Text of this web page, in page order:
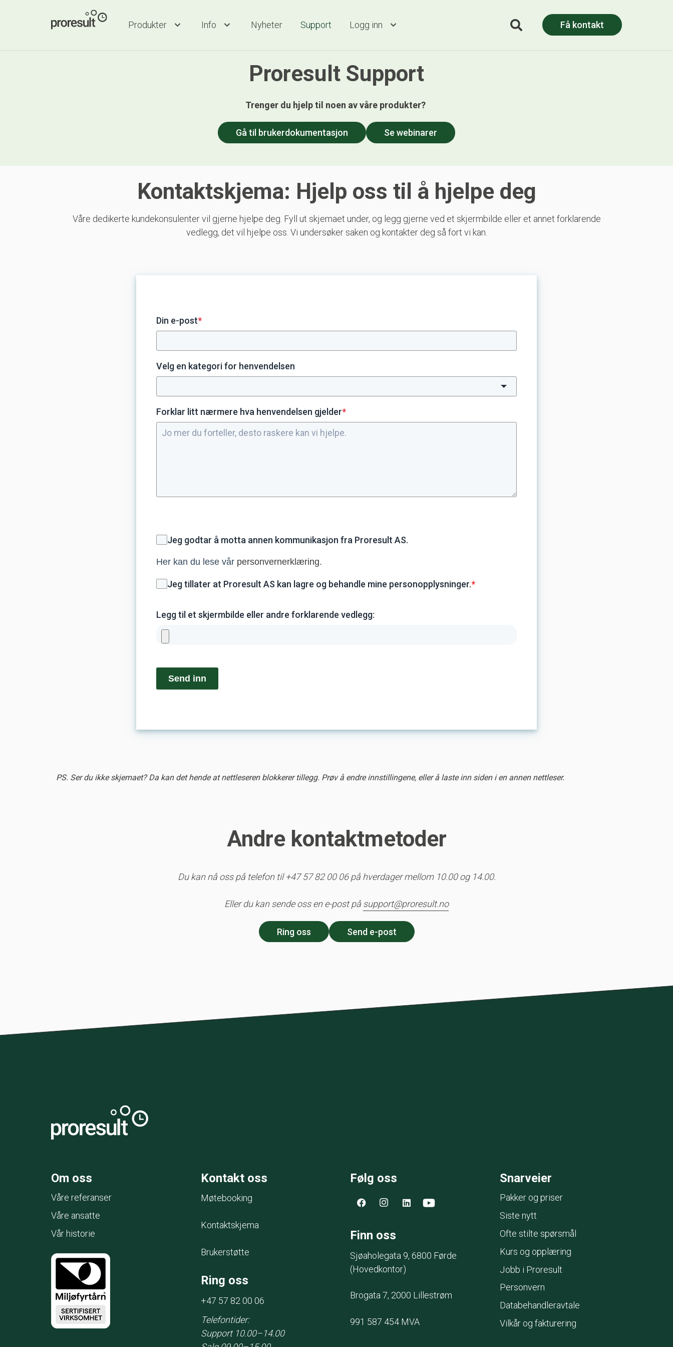
Produkter Info Nyheter Support Logg inn Få kontakt
Proresult Support
Trenger du hjelp til noen av våre produkter?
Gå til brukerdokumentasjon Se webinarer
Kontaktskjema: Hjelp oss til å hjelpe deg
Våre dedikerte kundekonsulenter vil gjerne hjelpe deg. Fyll ut skjemaet under, og legg gjerne ved et skjermbilde eller et annet forklarende
vedlegg, det vil hjelpe oss. Vi undersøker saken og kontakter deg så fort vi kan.
Din e-post*
Velg en kategori for henvendelsen
Forklar litt nærmere hva henvendelsen gjelder*
Jeg godtar å motta annen kommunikasjon fra Proresult AS.
Her kan du lese vår personvernerklæring.
Jeg tillater at Proresult AS kan lagre og behandle mine personopplysninger.*
Legg til et skjermbilde eller andre forklarende vedlegg:
Send inn
PS. Ser du ikke skjemaet? Da kan det hende at nettleseren blokkerer tillegg. Prøv å endre innstillingene, eller å laste inn siden i en annen nettleser.
Andre kontaktmetoder
Du kan nå oss på telefon til +47 57 82 00 06 på hverdager mellom 10.00 og 14.00.
Eller du kan sende oss en e-post på support@proresult.no
Ring oss Send e-post
Om oss
Våre referanser
Våre ansatte
Vår historie
Kontakt oss
Møtebooking
Kontaktskjema
Brukerstøtte
Ring oss
+47 57 82 00 06
Telefontider:
Support 10.00–14.00
Følg oss
Finn oss
Sjøaholegata 9, 6800 Førde
(Hovedkontor)
Brogata 7, 2000 Lillestrøm
991 587 454 MVA
Snarveier
Pakker og priser
Siste nytt
Ofte stilte spørsmål
Kurs og opplæring
Jobb i Proresult
Personvern
Databehandleravtale
Vilkår og fakturering